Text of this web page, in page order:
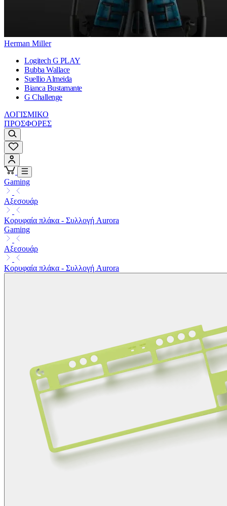
Herman Miller
Logitech G PLAY
Bubba Wallace
Suellio Almeida
Bianca Bustamante
G Challenge
ΛΟΓΙΣΜΙΚΟ
ΠΡΟΣΦΟΡΕΣ
Gaming
Αξεσουάρ
Κορυφαία πλάκα - Συλλογή Aurora
Gaming
Αξεσουάρ
Κορυφαία πλάκα - Συλλογή Aurora